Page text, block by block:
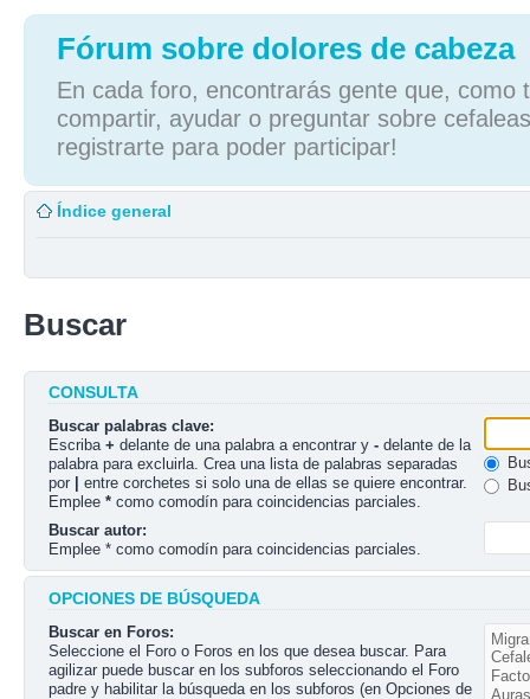
Fórum sobre dolores de cabeza
En cada foro, encontrarás gente que, como
compartir, ayudar o preguntar sobre
registrarte para poder participar!
Índice general
Buscar
CONSULTA
Buscar palabras clave:
Escriba + delante de una palabra a encontrar y - delante de la
palabra para excluirla. Crea una lista de palabras separadas
por
entre corchetes si solo una de ellas se quiere encontrar.
Emplee * como comodín para coincidencias parciales.
Buscar autor:
Emplee * como comodín para coincidencias parciales.
OPCIONES DE BÚSQUEDA
Buscar en Foros:
Seleccione el Foro o Foros en los que desea buscar. Para
agilizar puede buscar en los subforos seleccionando el Foro
padre y habilitar la búsqueda en los subforos (en Opciones de